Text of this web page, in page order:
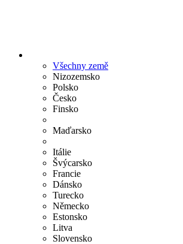
Všechny země
Nizozemsko
Polsko
Česko
Finsko
Maďarsko
Itálie
Švýcarsko
Francie
Dánsko
Turecko
Německo
Estonsko
Litva
Slovensko